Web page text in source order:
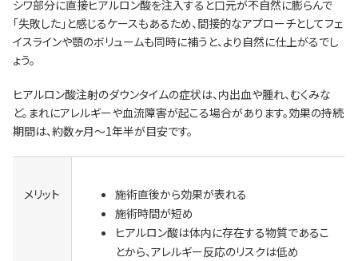
シワ部分に直接ヒアルロン酸を注入すると口元が不自然に膨らんで
「失敗した」と感じるケースもあるため、間接的なアプローチとしてフェ
イスラインや顎のボリュームも同時に補うと、より自然に仕上がるでし
ょう。
ヒアルロン酸注射のダウンタイムの症状は、内出血や腫れ、むくみな
ど。まれにアレルギーや血流障害が起こる場合があります。効果の持続
期間は、約数ヶ月～1年半が目安です。
メリット
施術直後から効果が表れる
施術時間が短め
ヒアルロン酸は体内に存在する物質であるこ
とから、アレルギー反応のリスクは低め